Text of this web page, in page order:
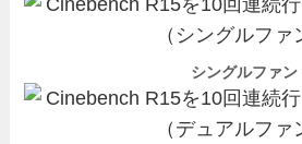
シングルファン